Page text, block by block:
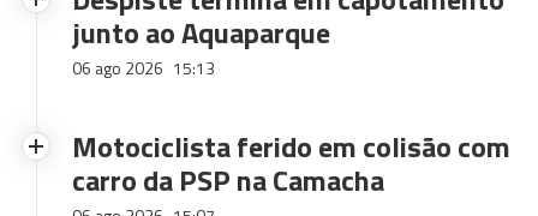
junto ao Aquaparque
06 ago 2026 15:13
Motociclista ferido em colisão com
carro da PSP na Camacha